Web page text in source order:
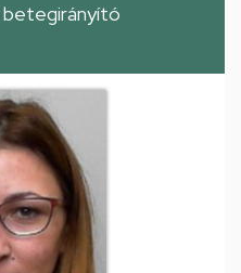
betegirányító